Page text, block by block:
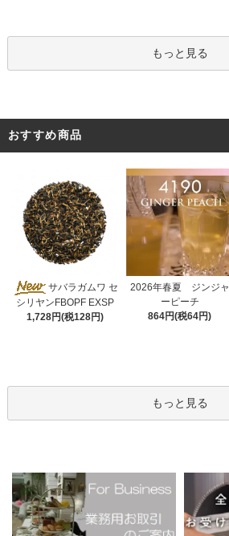
もっと見る
おすすめ商品
サバラガムワ セ
シリヤンFBOPF EXSP
1,728円(税128円)
2026年春夏 ジンジャ
ーピーチ
864円(税64円)
もっと見る